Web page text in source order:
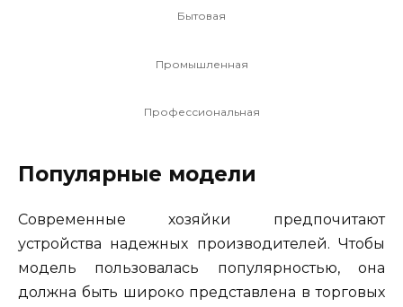
Бытовая
Промышленная
Профессиональная
Популярные модели
Современные хозяйки предпочитают
устройства надежных производителей. Чтобы
модель пользовалась популярностью, она
должна быть широко представлена в торговых